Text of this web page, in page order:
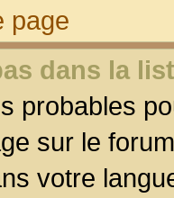
page
dans la
probables
sur le
votre